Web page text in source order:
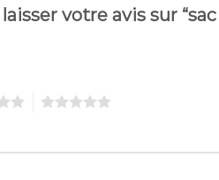
votre avis sur “sac